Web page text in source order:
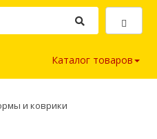
Каталог товаров
и коврики